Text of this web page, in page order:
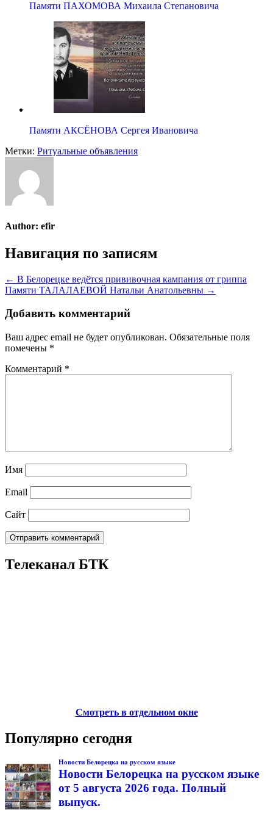
Памяти ПАХОМОВА Михаила Степановича
Памяти АКСЁНОВА Сергея Ивановича
Метки: Ритуальные объявления
Author: efir
Навигация по записям
← В Белорецке ведётся прививочная кампания от гриппа
Памяти ТАЛАЛАЕВОЙ Натальи Анатольевны →
Добавить комментарий
Ваш адрес email не будет опубликован. Обязательные поля
помечены *
Комментарий *
Имя
Email
Сайт
Телеканал БТК
Смотреть в отдельном окне
Популярно сегодня
Новости Белорецка на русском языке
Новости Белорецка на русском языке
от 5 августа 2026 года. Полный
выпуск.